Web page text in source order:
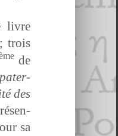
livre
trois
de
pater­
des
sa